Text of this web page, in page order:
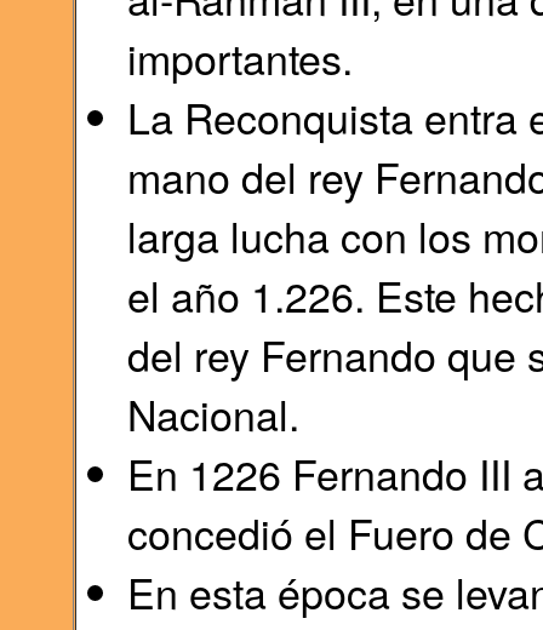
importantes.
La Reconquista entra
mano del rey
larga lucha con los
el año 1.226. Este
del rey Fernando que
Nacional.
En 1226 Fernando III
concedió el Fuero de
En esta época se